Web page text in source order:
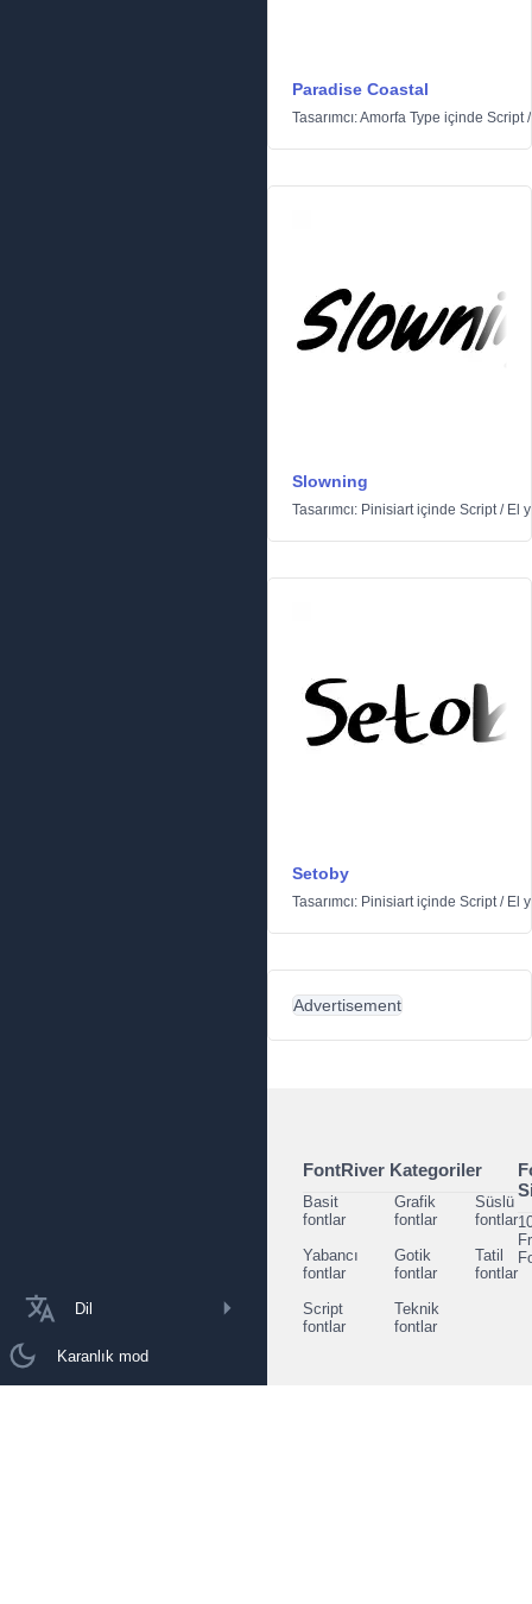
Dil
Karanlık mod
Paradise Coastal
Tasarımcı:Amorfa Type içinde Script
Slowning
Tasarımcı: Pinisiartiçinde Script/ El
Setoby
Tasarımcı: Pinisiartiçinde Script/ El
Advertisement
FontRiver Kategoriler
Basit
fontlar
Grafik
fontlar
Süslü
fontlar
Yabancı
fontlar
Gotik
fontlar
Tatil
fontlar
Script
fontlar
Teknik
fontlar